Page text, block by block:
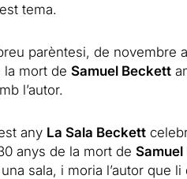
tema.
parèntesi, de novembre
la mort de Samuel Beckett
l’autor.
any La Sala Beckett
anys de la mort de
sala, i moria l’autor que li